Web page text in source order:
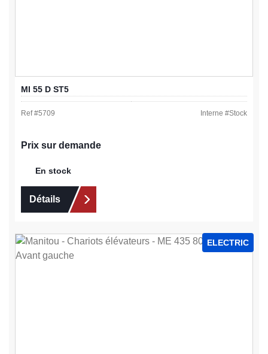
MI 55 D ST5
Ref #5709 Interne #Stock
Prix sur demande
En stock
Détails
ELECTRIC